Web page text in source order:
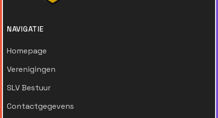
NAVIGATIE
Homepage
Verenigingen
SLV Bestuur
Contactgegevens